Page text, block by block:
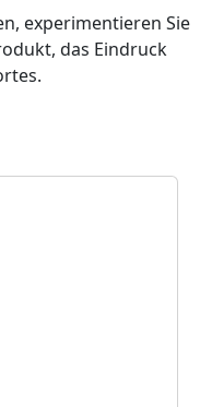
experimentieren Sie
das Eindruck